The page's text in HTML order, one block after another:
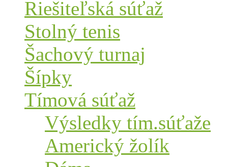
Riešiteľská súťaž
Stolný tenis
Šachový turnaj
Šípky
Tímová súťaž
Výsledky tím.súťaže
Americký žolík